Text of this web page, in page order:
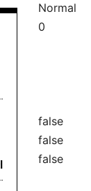
Normal
0
false
false
false